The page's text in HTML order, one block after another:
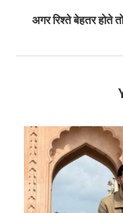
अगर रिश्ते बेहतर होते